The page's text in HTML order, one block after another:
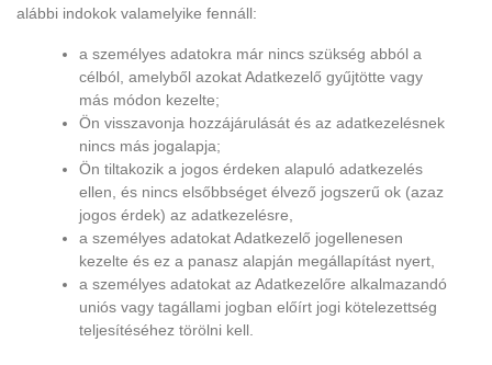
alábbi indokok valamelyike fennáll:
a személyes adatokra már nincs szükség abból a
célból, amelyből azokat Adatkezelő gyűjtötte vagy
más módon kezelte;
Ön visszavonja hozzájárulását és az adatkezelésnek
nincs más jogalapja;
Ön tiltakozik a jogos érdeken alapuló adatkezelés
ellen, és nincs elsőbbséget élvező jogszerű ok (azaz
jogos érdek) az adatkezelésre,
a személyes adatokat Adatkezelő jogellenesen
kezelte és ez a panasz alapján megállapítást nyert,
a személyes adatokat az Adatkezelőre alkalmazandó
uniós vagy tagállami jogban előírt jogi kötelezettség
teljesítéséhez törölni kell.